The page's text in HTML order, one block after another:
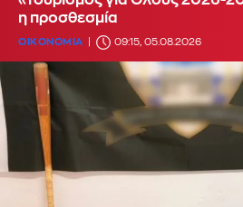
η προσθεσμία
ΟΙΚΟΝΟΜΙΑ 09:15, 05.08.2026